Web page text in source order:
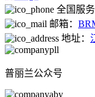
全国服务
邮箱：
地址：
普丽兰公众号